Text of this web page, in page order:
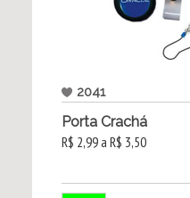
2041
Porta Crachá
R$ 2,99 a R$ 3,50